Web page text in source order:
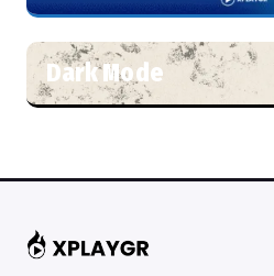
Dark Mode